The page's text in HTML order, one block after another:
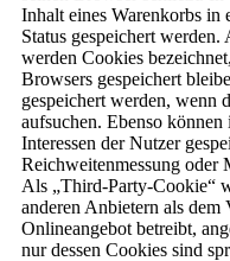
Inhalt eines Warenkorbs
Status gespeichert werden.
werden Cookies
Browsers gespeichert
gespeichert werden, wenn
aufsuchen. Ebenso
Interessen der Nutzer
Reichweitenmessung oder
Als „Third-Party-Cookie“
anderen Anbietern als dem
Onlineangebot betreibt,
nur dessen Cookies sind